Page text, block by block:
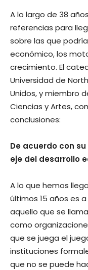
A lo largo de 38
referencias para
sobre las que
económico, los
crecimiento. El
Universidad de
Unidos, y miembro
Ciencias y Artes,
conclusiones:
De acuerdo con
eje del desarrollo
A lo que hemos
últimos 15 años es
aquello que se
como
que se juega el
instituciones
que no se puede